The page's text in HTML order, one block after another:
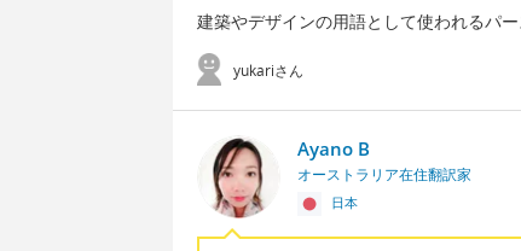
建築やデザインの用語として使われるパ
yukariさん
Ayano B
オーストラリア在住翻訳家
日本